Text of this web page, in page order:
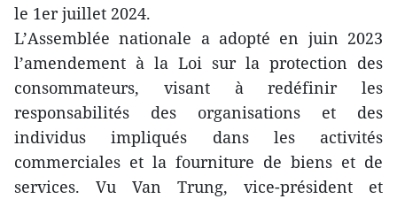
le 1er juillet 2024.
L’Assemblée nationale a adopté en juin 2023
l’amendement à la Loi sur la protection des
consommateurs, visant à redéfinir les
responsabilités des organisations et des
individus impliqués dans les activités
commerciales et la fourniture de biens et de
services. Vu Van Trung, vice-président et